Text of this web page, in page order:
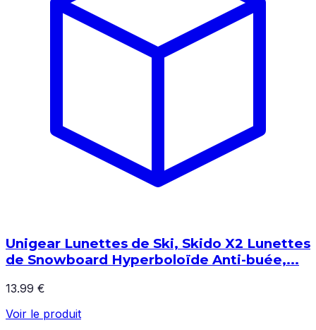
Unigear Lunettes de Ski, Skido X2 Lunettes
de Snowboard Hyperboloïde Anti-buée,...
13.99 €
Voir le produit